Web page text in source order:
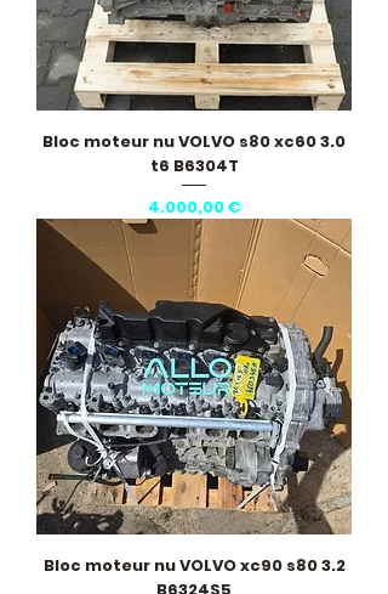
Bloc moteur nu VOLVO s80 xc60 3.0
t6 B6304T
Pris
4.000,00 €
Bloc moteur nu VOLVO xc90 s80 3.2